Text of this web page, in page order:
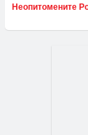
Неопитомените